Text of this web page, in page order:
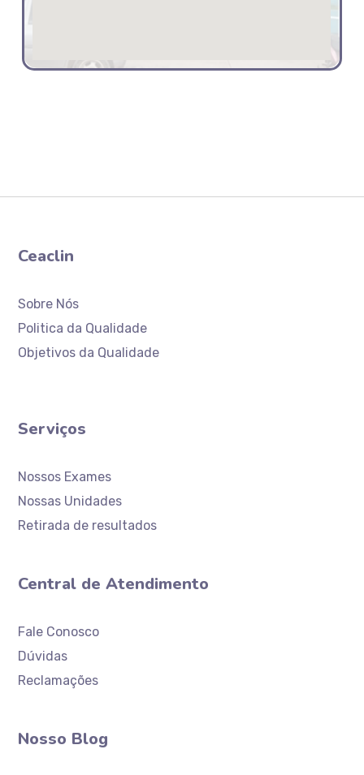
Ceaclin
Sobre Nós
Politica da Qualidade
Objetivos da Qualidade
Serviços
Nossos Exames
Nossas Unidades
Retirada de resultados
Central de Atendimento
Fale Conosco
Dúvidas
Reclamações
Nosso Blog